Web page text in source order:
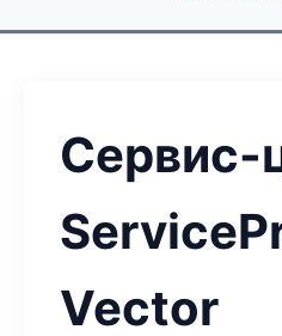
Сервис-
Vector